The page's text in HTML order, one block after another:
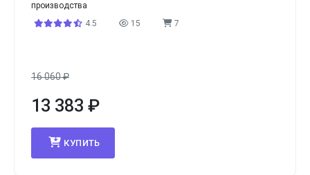
производства
4.5 15 7
16 060₽
13 383 ₽
КУПИТЬ